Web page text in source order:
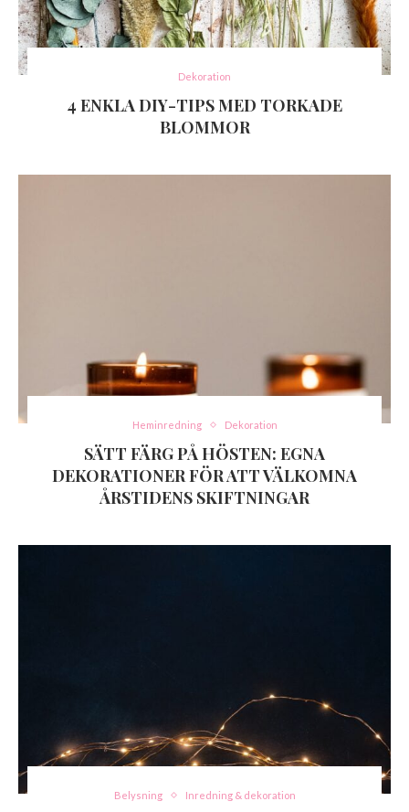
Dekoration
4 ENKLA DIY-TIPS MED TORKADE
BLOMMOR
Heminredning Dekoration
SÄTT FÄRG PÅ HÖSTEN: EGNA
DEKORATIONER FÖR ATT VÄLKOMNA
ÅRSTIDENS SKIFTNINGAR
Belysning Inredning & dekoration